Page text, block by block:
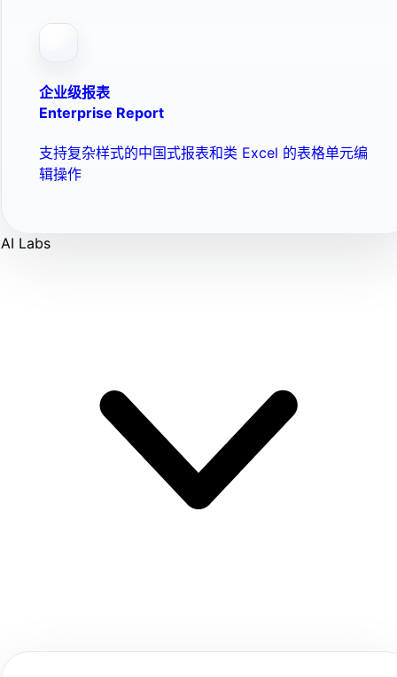
企业级报表
Enterprise Report
支持复杂样式的中国式报表和类 Excel 的表格单元编
辑操作
AI Labs